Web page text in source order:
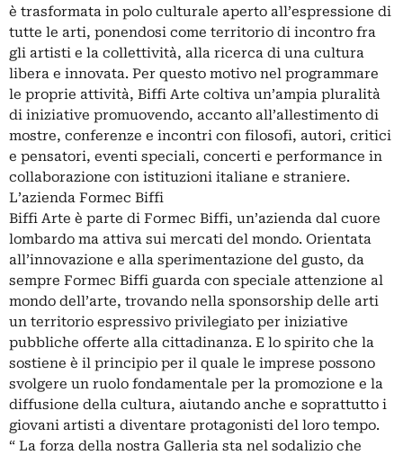
è trasformata in polo culturale aperto all’espressione di
tutte le arti, ponendosi come territorio di incontro fra
gli artisti e la collettività, alla ricerca di una cultura
libera e innovata. Per questo motivo nel programmare
le proprie attività, Biffi Arte coltiva un’ampia pluralità
di iniziative promuovendo, accanto all’allestimento di
mostre, conferenze e incontri con filosofi, autori, critici
e pensatori, eventi speciali, concerti e performance in
collaborazione con istituzioni italiane e straniere.
L’azienda Formec Biffi
Biffi Arte è parte di Formec Biffi, un’azienda dal cuore
lombardo ma attiva sui mercati del mondo. Orientata
all’innovazione e alla sperimentazione del gusto, da
sempre Formec Biffi guarda con speciale attenzione al
mondo dell’arte, trovando nella sponsorship delle arti
un territorio espressivo privilegiato per iniziative
pubbliche offerte alla cittadinanza. E lo spirito che la
sostiene è il principio per il quale le imprese possono
svolgere un ruolo fondamentale per la promozione e la
diffusione della cultura, aiutando anche e soprattutto i
giovani artisti a diventare protagonisti del loro tempo.
“ La forza della nostra Galleria sta nel sodalizio che